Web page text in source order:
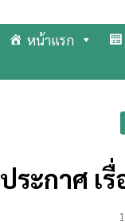
หน้าแรก
ประกาศ เ